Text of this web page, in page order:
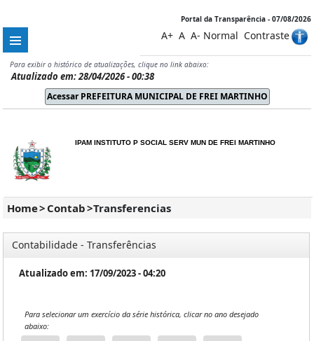
Portal da Transparência - 07/08/2026
A+ A A- Normal Contraste
Para exibir o histórico de atualizações, clique no link abaixo:
Atualizado em: 28/04/2026 - 00:38
IPAM INSTITUTO P SOCIAL SERV MUN DE FREI MARTINHO
Home> Contab>Transferencias
Contabilidade - Transferências
Atualizado em: 17/09/2023 - 04:20
Para selecionar um exercício da série histórica, clicar no ano desejado
abaixo: